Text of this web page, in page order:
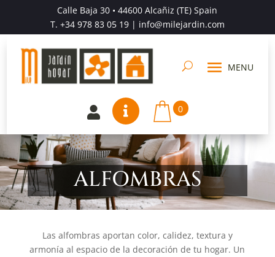
Calle Baja 30 • 44600 Alcañiz (TE) Spain
T. +34 978 83 05 19| info@milejardin.com
  0
ALFOMBRAS
Las alfombras aportan color, calidez, textura y
armonía al espacio de la decoración de tu hogar. Un